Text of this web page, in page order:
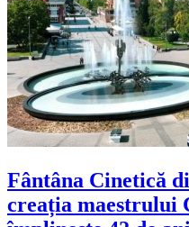
Fântâna Cinetică
creația maestrului